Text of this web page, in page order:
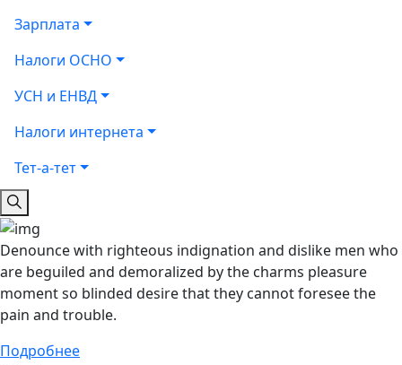
Зарплата
Налоги ОСНО
УСН и ЕНВД
Налоги интернета
Тет-а-тет
Denounce with righteous indignation and dislike men who
are beguiled and demoralized by the charms pleasure
moment so blinded desire that they cannot foresee the
pain and trouble.
Подробнее